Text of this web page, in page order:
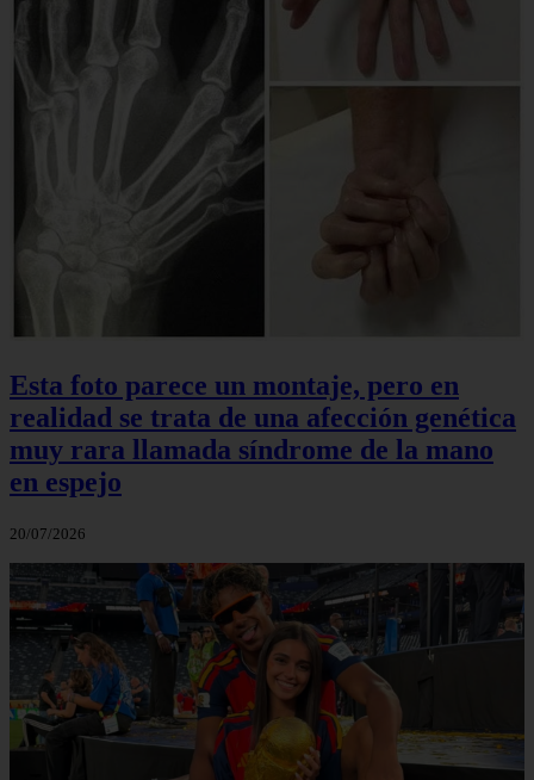
Esta foto parece un montaje, pero en
realidad se trata de una afección genética
muy rara llamada síndrome de la mano
en espejo
20/07/2026